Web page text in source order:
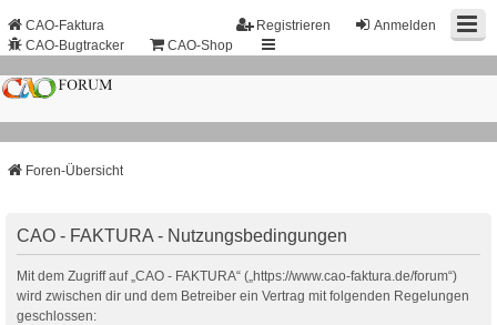
Anmelden
Registrieren
CAO-Faktura
CAO-Bugtracker
CAO-Shop
Foren-Übersicht
CAO - FAKTURA - Nutzungsbedingungen
Mit dem Zugriff auf „CAO - FAKTURA“ („https://www.cao-faktura.de/forum“)
wird zwischen dir und dem Betreiber ein Vertrag mit folgenden Regelungen
geschlossen: